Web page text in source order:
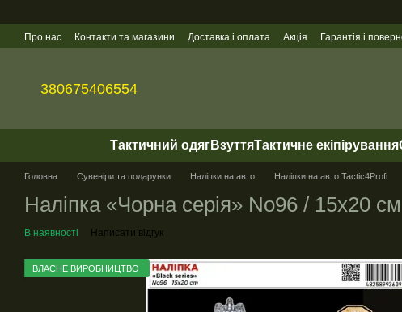
Про нас Контакти та магазини Доставка і оплата Акція Гарантія і
380675406554
Тактичний одягВзуттяТактичне екіпірування
Головна Сувеніри та подарунки Наліпки на авто Наліпки на авто Tactic4Profi
Налiпка «Чорна серія» No96 / 15х20 см
В наявності Написати відгук
ВЛАСНЕ ВИРОБНИЦТВО